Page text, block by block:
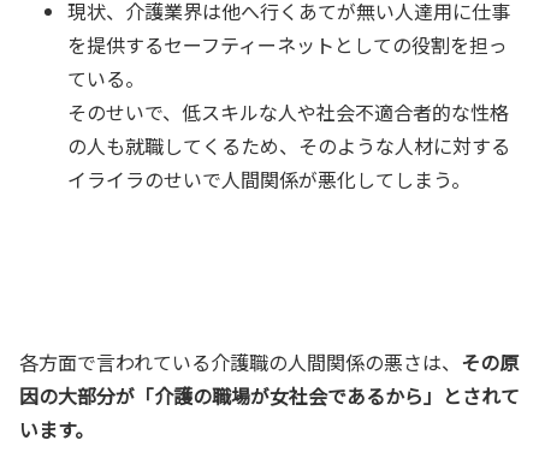
現状、介護業界は他へ行くあてが無い人達用に仕事
を提供するセーフティーネットとしての役割を担っ
ている。
そのせいで、低スキルな人や社会不適合者的な性格
の人も就職してくるため、そのような人材に対する
イライラのせいで人間関係が悪化してしまう。
各方面で言われている介護職の人間関係の悪さは、 その原
因の大部分が「介護の職場が女社会であるから」とされて
います。